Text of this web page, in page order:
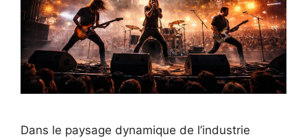
Dans le paysage dynamique de l’industrie